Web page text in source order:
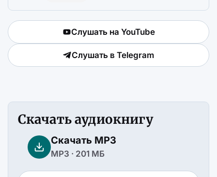
Слушать на YouTube
Слушать в Telegram
Скачать аудиокнигу
Скачать MP3
MP3 · 201 МБ